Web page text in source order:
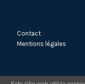
Contact
Mentions légales